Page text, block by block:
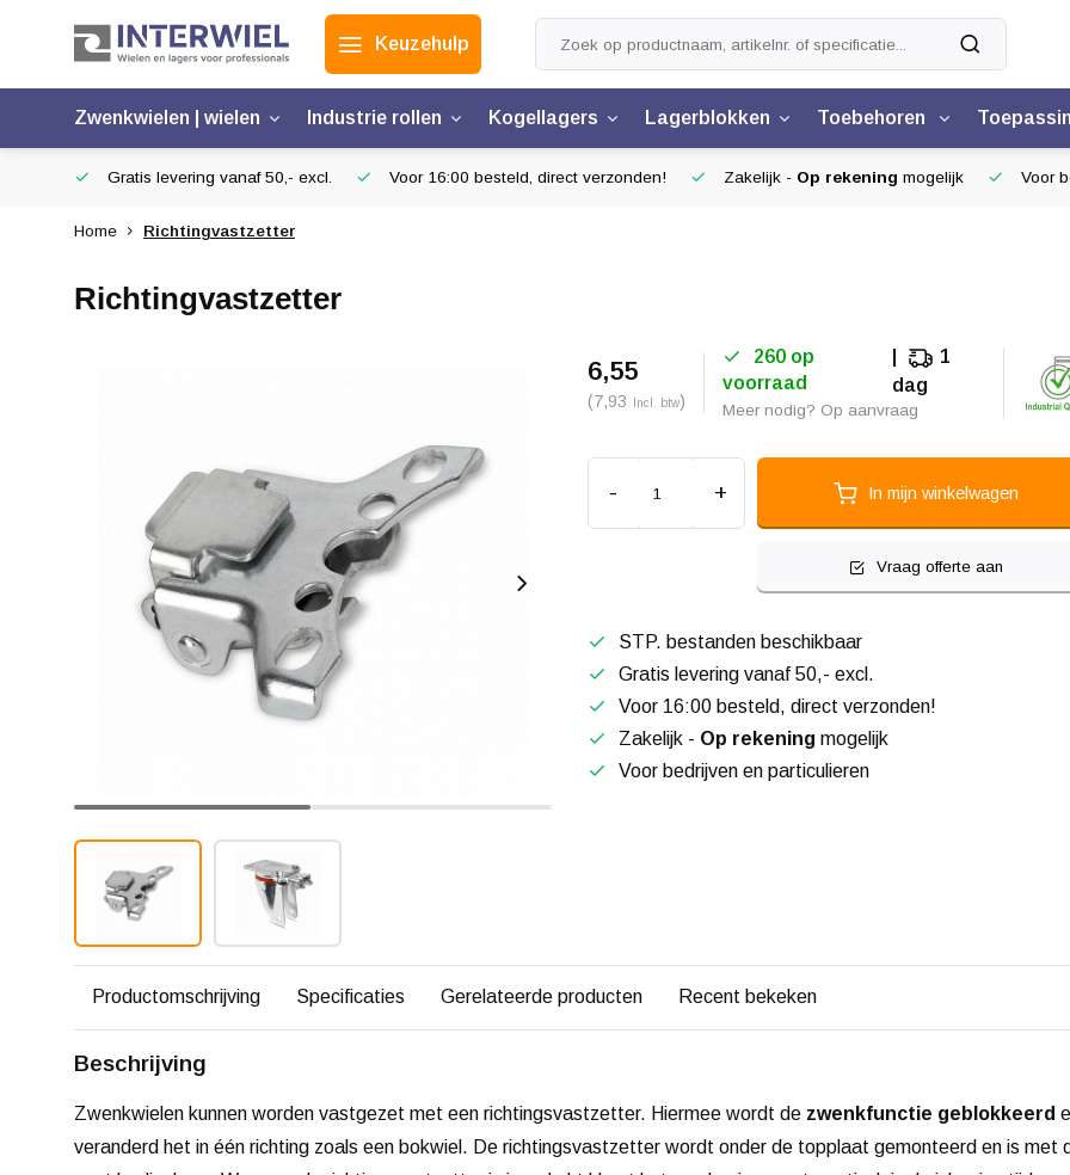
Keuzehulp
Zwenkwielen | wielen Industrie rollen Kogellagers Lagerblokken Toebehoren
Gratis levering vanaf 50,- excl. Voor 16:00 besteld, direct verzonden! Zakelijk - Op rekening mogelijk Voor
Home Richtingvastzetter
Richtingvastzetter
6,55
(7,93 Incl. btw)
260 op
voorraad
1
dag
Meer nodig? Op aanvraag
- + In mijn winkelwagen
Vraag offerte aan
STP. bestanden beschikbaar
Gratis levering vanaf 50,- excl.
Voor 16:00 besteld, direct verzonden!
Zakelijk - Op rekening mogelijk
Voor bedrijven en particulieren
Productomschrijving Specificaties Gerelateerde producten Recent bekeken
Beschrijving
Zwenkwielen kunnen worden vastgezet met een richtingsvastzetter. Hiermee wordt de zwenkfunctie geblokkeerd
veranderd het in één richting zoals een bokwiel. De richtingsvastzetter wordt onder de topplaat gemonteerd en is met